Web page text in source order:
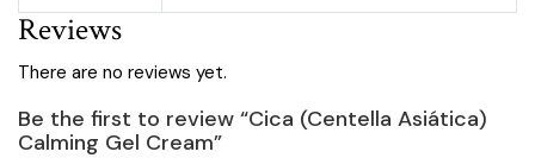
Reviews
There are no reviews yet.
Be the first to review “Cica (Centella Asiática)
Calming Gel Cream”